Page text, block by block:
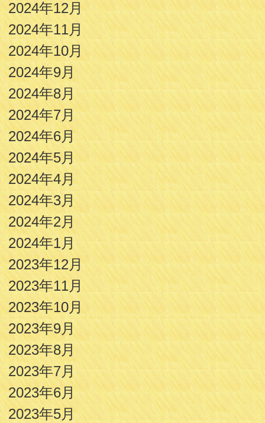
2024年12月
2024年11月
2024年10月
2024年9月
2024年8月
2024年7月
2024年6月
2024年5月
2024年4月
2024年3月
2024年2月
2024年1月
2023年12月
2023年11月
2023年10月
2023年9月
2023年8月
2023年7月
2023年6月
2023年5月